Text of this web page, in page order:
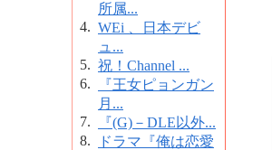
所属...
4. WEi 、日本デビ
ュ...
5. 祝！Channel ...
6.
『王女ピョンガン
月...
7.
『(G)－DLE以外...
8.
ドラマ『俺は恋愛